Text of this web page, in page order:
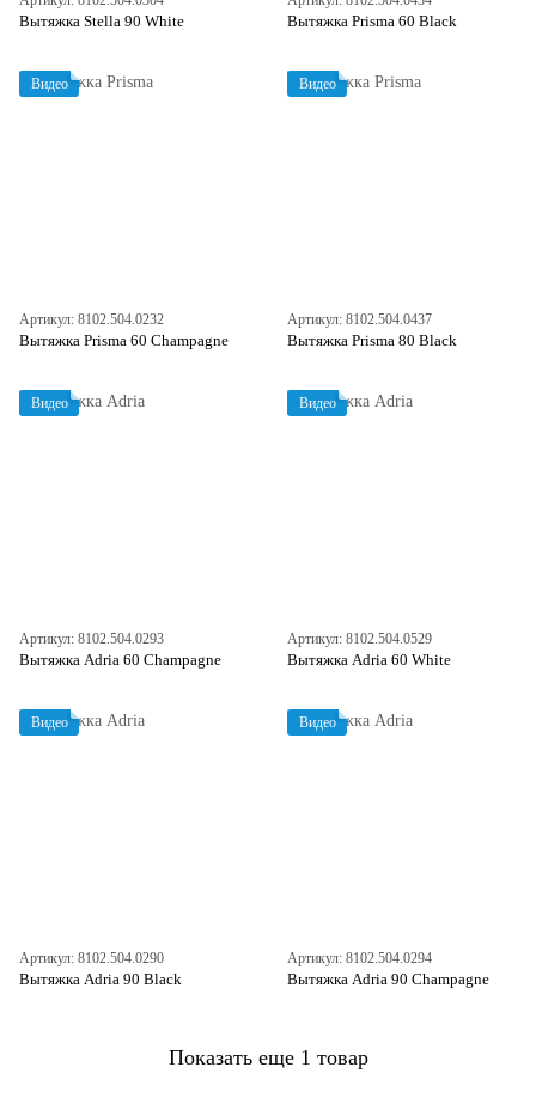
Вытяжка Stella 90 White Вытяжка Prisma 60 Black
Видео
Артикул: 8102.504.0232
Вытяжка Prisma 60 Champagne
Видео
Артикул: 8102.504.0437
Вытяжка Prisma 80 Black
Видео
Артикул: 8102.504.0293
Вытяжка Adria 60 Champagne
Видео
Артикул: 8102.504.0529
Вытяжка Adria 60 White
Видео
Артикул: 8102.504.0290
Вытяжка Adria 90 Black
Видео
Артикул: 8102.504.0294
Вытяжка Adria 90 Champagne
Показать еще 1 товар